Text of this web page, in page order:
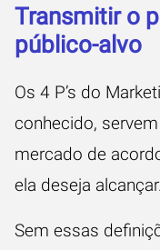
Transmitir o
público-alvo
Os 4 P’s do
conhecido,
mercado de
ela deseja alcançar.
Sem essas